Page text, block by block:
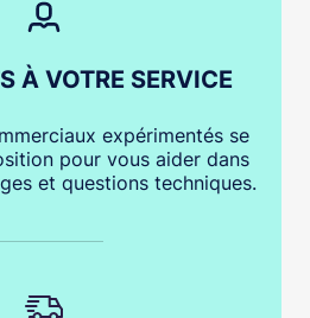
À VOTRE SERVICE
expérimentés se
pour vous aider dans
et questions techniques.